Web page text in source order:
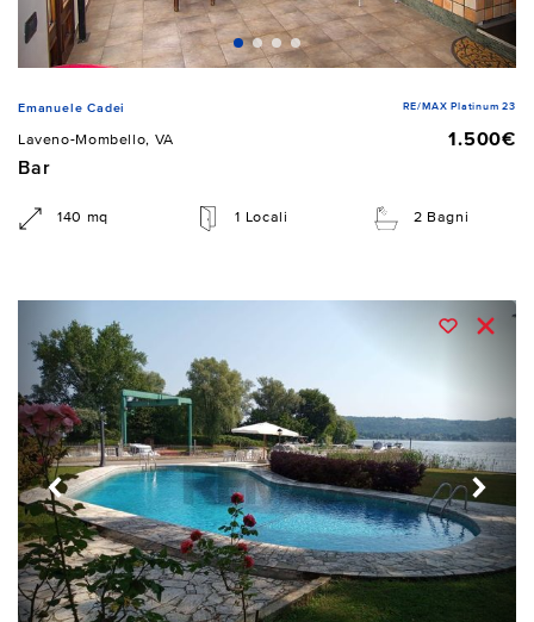
Emanuele Cadei RE/MAX Platinum 23
Laveno-Mombello, VA
1.500€
Bar
140 mq 1 Locali 2 Bagni